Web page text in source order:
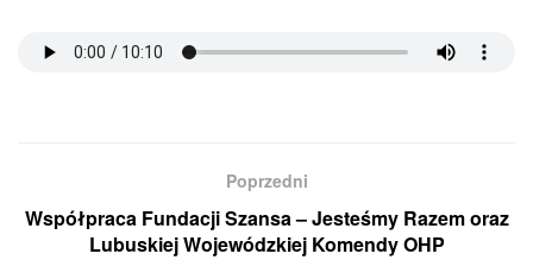
Poprzedni
Współpraca Fundacji Szansa – Jesteśmy Razem oraz
Lubuskiej Wojewódzkiej Komendy OHP